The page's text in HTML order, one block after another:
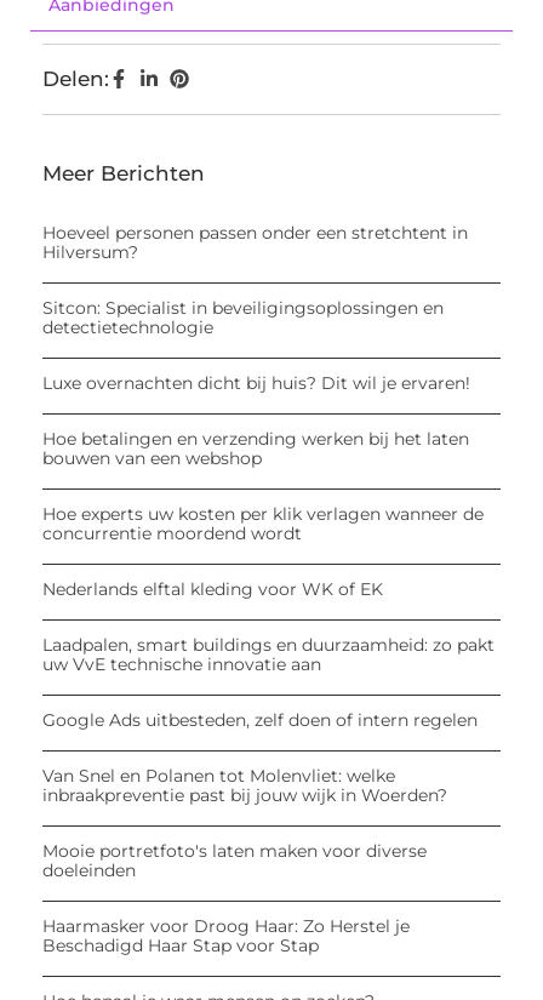
Aanbiedingen
Delen:
Meer Berichten
Hoeveel personen passen onder een stretchtent in
Hilversum?
Sitcon: Specialist in beveiligingsoplossingen en
detectietechnologie
Luxe overnachten dicht bij huis? Dit wil je ervaren!
Hoe betalingen en verzending werken bij het laten
bouwen van een webshop
Hoe experts uw kosten per klik verlagen wanneer de
concurrentie moordend wordt
Nederlands elftal kleding voor WK of EK
Laadpalen, smart buildings en duurzaamheid: zo pakt
uw VvE technische innovatie aan
Google Ads uitbesteden, zelf doen of intern regelen
Van Snel en Polanen tot Molenvliet: welke
inbraakpreventie past bij jouw wijk in Woerden?
Mooie portretfoto's laten maken voor diverse
doeleinden
Haarmasker voor Droog Haar: Zo Herstel je
Beschadigd Haar Stap voor Stap